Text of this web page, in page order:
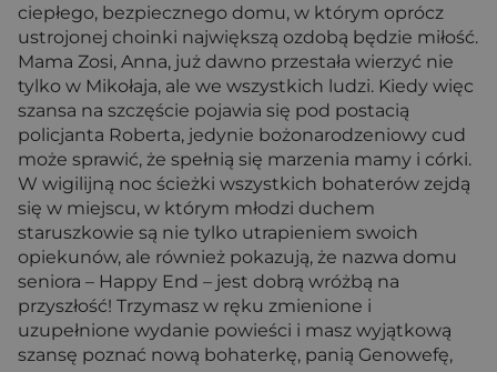
ciepłego, bezpiecznego domu, w którym oprócz
ustrojonej choinki największą ozdobą będzie miłość.
Mama Zosi, Anna, już dawno przestała wierzyć nie
tylko w Mikołaja, ale we wszystkich ludzi. Kiedy więc
szansa na szczęście pojawia się pod postacią
policjanta Roberta, jedynie bożonarodzeniowy cud
może sprawić, że spełnią się marzenia mamy i córki.
W wigilijną noc ścieżki wszystkich bohaterów zejdą
się w miejscu, w którym młodzi duchem
staruszkowie są nie tylko utrapieniem swoich
opiekunów, ale również pokazują, że nazwa domu
seniora – Happy End – jest dobrą wróżbą na
przyszłość! Trzymasz w ręku zmienione i
uzupełnione wydanie powieści i masz wyjątkową
szansę poznać nową bohaterkę, panią Genowefę,